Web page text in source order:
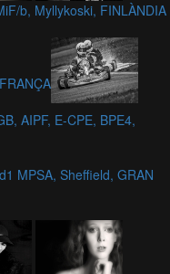
b, Myllykoski, FINLÀNDIA
AIPF, E-CPE, BPE4,
MPSA, Sheffield, GRAN